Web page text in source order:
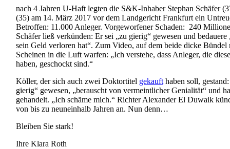
nach 4 Jahren U-Haft legten die S&K-Inhaber Stephan Schäfer
(35) am 14. März 2017 vor dem Landgericht Frankfurt ein
Betroffen: 11.000 Anleger. Vorgeworfener Schaden: 240
Schäfer ließ verkünden: Er sei „zu gierig“ gewesen und bedauere
sein Geld verloren hat“. Zum Video, auf dem beide dicke Bündel
Scheinen in die Luft warfen: „Ich verstehe, dass Anleger, die
haben, geschockt sind.“
Köller, der sich auch zwei Doktortitel gekaufthaben soll,
gierig“ gewesen, „berauscht von vermeintlicher Genialität“ und
gehandelt. „Ich schäme mich.“ Richter Alexander El Duwaik
von bis zu neuneinhalb Jahren an. Nun denn…
Bleiben Sie stark!
Ihre Klara Roth